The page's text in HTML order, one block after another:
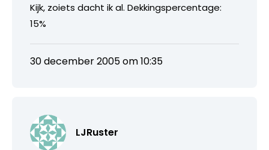
Kijk, zoiets dacht ik al. Dekkingspercentage:
15%
30 december 2005 om 10:35
LJRuster